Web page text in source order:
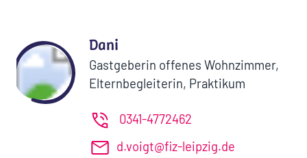
Dani
Gastgeberin offenes Wohnzimmer,
Elternbegleiterin, Praktikum
0341-4772462
d.voigt@fiz-leipzig.de